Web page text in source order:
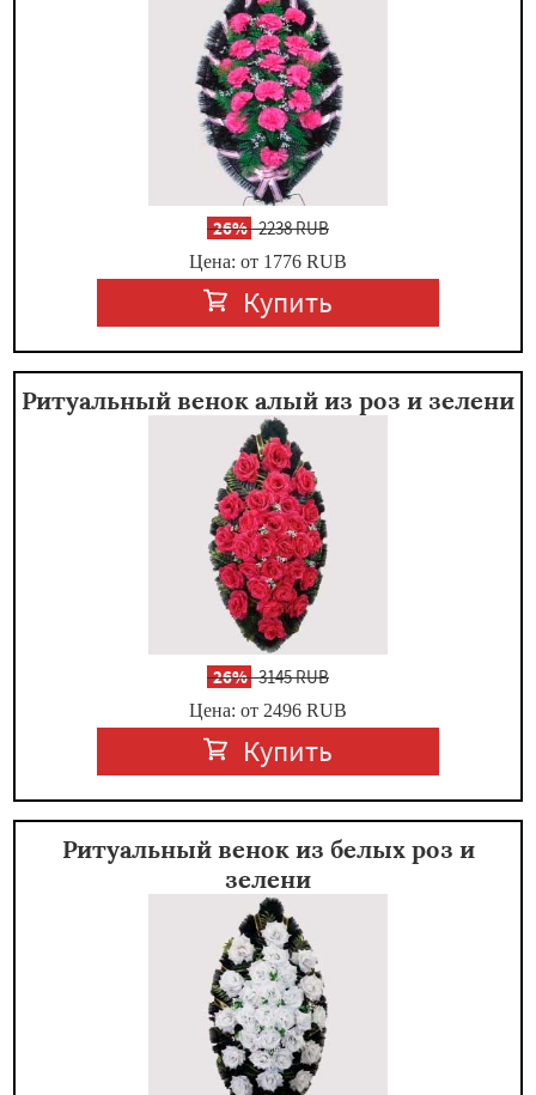
-26%2238 RUB
Цена: от 1776 RUB
Купить
Ритуальный венок алый из роз и зелени
-26%3145 RUB
Цена: от 2496 RUB
Купить
Ритуальный венок из белых роз и
зелени